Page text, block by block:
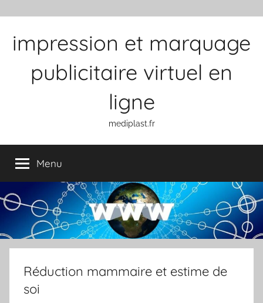
impression et marquage
publicitaire virtuel en
ligne
mediplast.fr
Menu
Réduction mammaire et estime de
soi